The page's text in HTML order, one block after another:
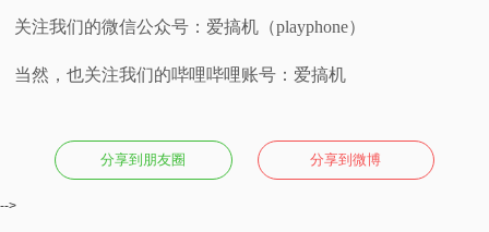
关注我们的微信公众号：爱搞机（playphone）
当然，也关注我们的哔哩哔哩账号：爱搞机
分享到朋友圈 分享到微博
-->